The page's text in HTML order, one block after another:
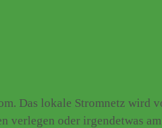
Das lokale Stromnetz wird
verlegen oder irgendetwas